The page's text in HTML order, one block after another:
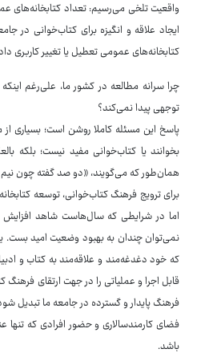
واقعیت تلخی می‌رسیم: تعداد کتابخانه‌های
ایجاد علاقه و انگیزه برای کتاب‌خوانی در
کتابخانه‌های عمومی تعطیل یا تغییر کاربری
چرا سرانه مطالعه در کشور ما، علی‌رغم
توجهی پیدا نمی‌کند؟
پاسخ این مسئله کاملا روشن است؛ بسیاری
بخوانند یا کتاب‌خوانی مفید نیست؛ بلکه
همان‌طور که می‌گویند، «دو صد گفته چون نیم
برای ترویج فرهنگ کتاب‌خوانی، توسعه
اما در شرایطی که سال‌هاست شاهد
نمی‌توان چندان به بهبود وضعیت امید بست.
که خود دغدغه‌مند و علاقه‌مند به کتاب و
قابل اجرا و عملیاتی را در جهت ارتقای فرهنگ
فرهنگ پایدار و گسترده در جامعه ما تبدیل
فضای کارمندسالاری و حضور افرادی که
باشد.